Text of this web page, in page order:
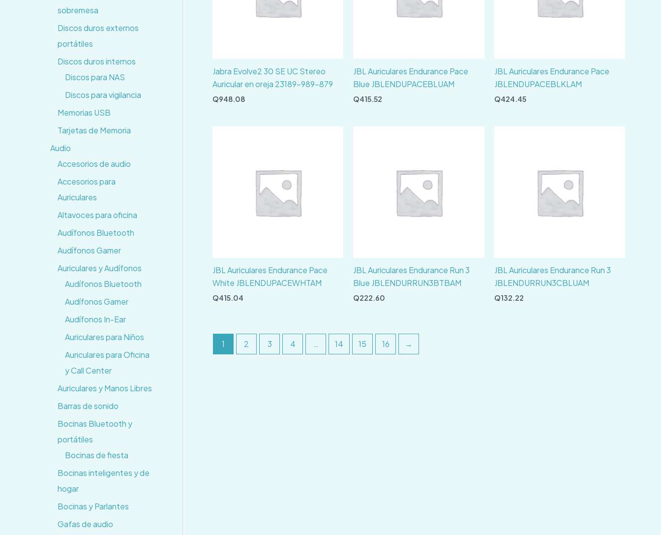
sobremesa
Discos duros externos
portátiles
Discos duros internos
Discos para NAS
Discos para vigilancia
Memorias USB
Tarjetas de Memoria
Audio
Accesorios de audio
Accesorios para
Auriculares
Altavoces para oficina
Audífonos Bluetooth
Audífonos Gamer
Auriculares y Audífonos
Audífonos Bluetooth
Audífonos Gamer
Audífonos In-Ear
Auriculares para Niños
Auriculares para Oficina
y Call Center
Auriculares y Manos Libres
Barras de sonido
Bocinas Bluetooth y
portátiles
Bocinas de fiesta
Bocinas inteligentes y de
hogar
Bocinas y Parlantes
Gafas de audio
Jabra Evolve2 30 SE UC Stereo
Auricular en oreja 23189-989-879
Q948.08
JBL Auriculares Endurance Pace
Blue JBLENDUPACEBLUAM
Q415.52
JBL Auriculares Endurance Pace
JBLENDUPACEBLKLAM
Q424.45
JBL Auriculares Endurance Pace
White JBLENDUPACEWHTAM
Q415.04
JBL Auriculares Endurance Run 3
Blue JBLENDURRUN3BTBAM
Q222.60
JBL Auriculares Endurance Run 3
JBLENDURRUN3CBLUAM
Q132.22
1 2 3 4 … 14 15 16 →